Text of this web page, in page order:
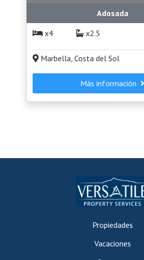
Adosada
x4
x2.5
Marbella, Costa del Sol
Más información
Propiedades
Vacaciones